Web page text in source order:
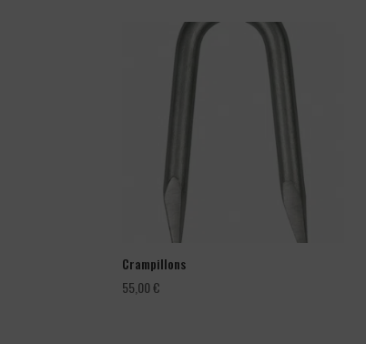
Crampillons
55,00€